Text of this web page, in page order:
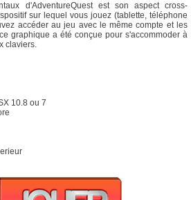
d'AdventureQuest est son aspect cross-
sur lequel vous jouez (tablette, téléphone
accéder au jeu avec le même compte et les
graphique a été conçue pour s'accommoder à
claviers.
10.8 ou 7